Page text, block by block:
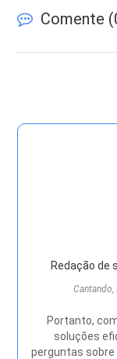
Comente (
Redação
Portanto,
soluções
perguntas sobre